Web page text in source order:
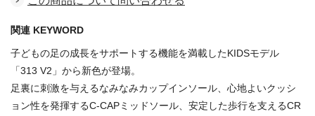
関連 KEYWORD
子どもの足の成長をサポートする機能を満載したKIDSモデル
「313 V2」から新色が登場。
足裏に刺激を与えるなみなみカップインソール、心地よいクッシ
ョン性を発揮するC-CAPミッドソール、安定した歩行を支えるCR